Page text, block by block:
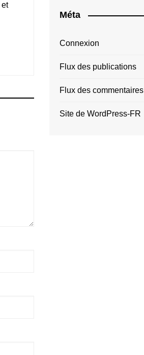
et
Méta
Connexion
Flux des publications
Flux des commentaires
Site de WordPress-FR